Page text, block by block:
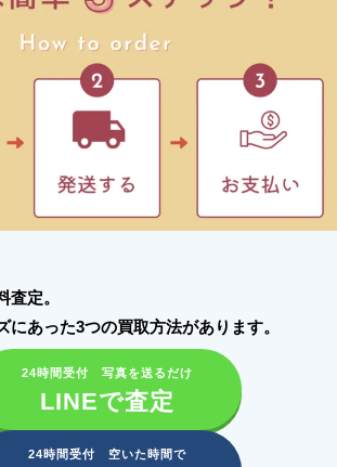
査定。
にあった3つの買取方法があります。​
24時間受付 写真を送るだけ
LINEで査定
24時間受付 空いた時間で